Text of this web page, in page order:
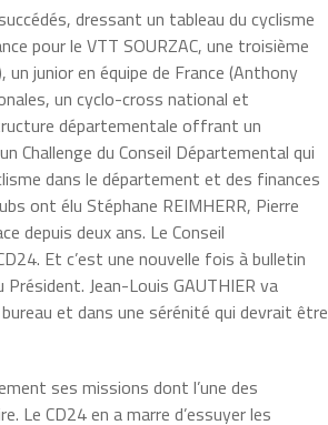
dressant un tableau du cyclisme
pour le VTT SOURZAC, une troisième
un junior en équipe de France (Anthony
un cyclo-cross national et
départementale offrant un
Challenge du Conseil Départemental qui
dans le département et des finances
ont élu Stéphane REIMHERR, Pierre
depuis deux ans. Le Conseil
Et c’est une nouvelle fois à bulletin
Jean-Louis GAUTHIER va
et dans une sérénité qui devrait être
ses missions dont l’une des
Le CD24 en a marre d’essuyer les